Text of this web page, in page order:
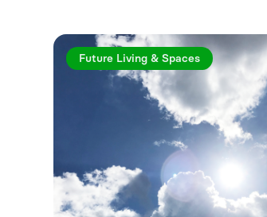
Future Living & Spaces